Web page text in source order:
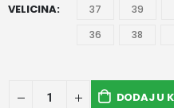
VELICINA 37 39
36
38
DODAJ U